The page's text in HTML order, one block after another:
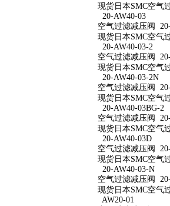
现货日本SMC空气
20-AW40-03
空气过滤减压阀
现货日本SMC空气
20-AW40-03-2
空气过滤减压阀
现货日本SMC空气
20-AW40-03-2N
空气过滤减压阀
现货日本SMC空气
20-AW40-03BG-2
空气过滤减压阀
现货日本SMC空气
20-AW40-03D
空气过滤减压阀
现货日本SMC空气
20-AW40-03-N
空气过滤减压阀
现货日本SMC空气
AW20-01